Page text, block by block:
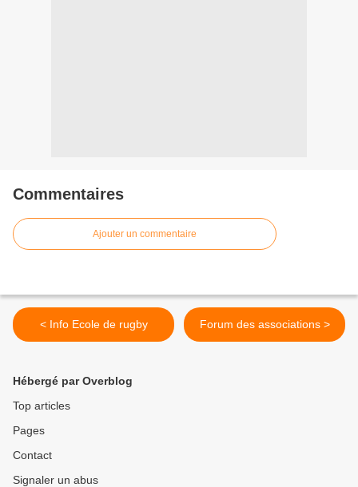
Commentaires
Ajouter un commentaire
< Info Ecole de rugby Forum des associations >
Hébergé par Overblog
Top articles
Pages
Contact
Signaler un abus